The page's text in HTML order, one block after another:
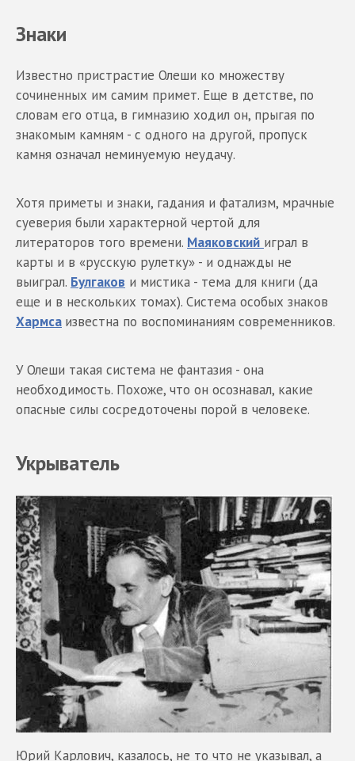
Знаки
Известно пристрастие Олеши ко множеству
сочиненных им самим примет. Еще в детстве, по
словам его отца, в гимназию ходил он, прыгая по
знакомым камням - с одного на другой, пропуск
камня означал неминуемую неудачу.
Хотя приметы и знаки, гадания и фатализм, мрачные
суеверия были характерной чертой для
литераторов того времени. Маяковский играл в
карты и в «русскую рулетку» - и однажды не
выиграл. Булгаков и мистика - тема для книги (да
еще и в нескольких томах). Система особых знаков
Хармса известна по воспоминаниям современников.
У Олеши такая система не фантазия - она
необходимость. Похоже, что он осознавал, какие
опасные силы сосредоточены порой в человеке.
Укрыватель
Юрий Карлович, казалось, не то что не указывал, а